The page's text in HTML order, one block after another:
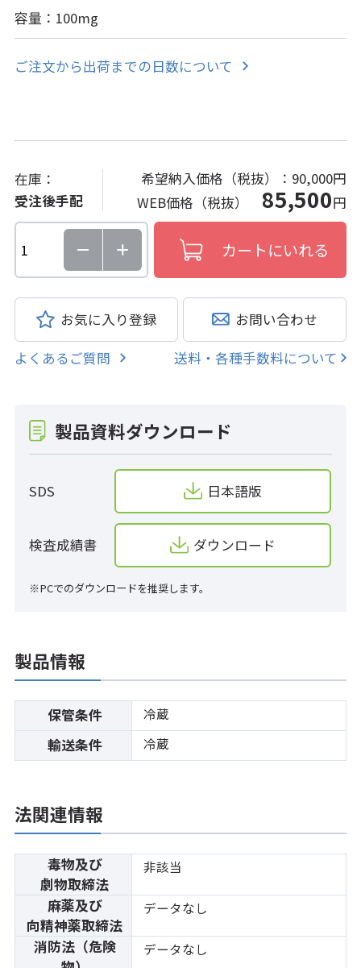
容量：100mg
ご注文から出荷までの日数について
在庫：
受注後手配
希望納入価格（税抜）： 90,000円
WEB価格（税抜） 85,500円
お気に入り登録 お問い合わせ
よくあるご質問 送料・各種手数料について
製品資料ダウンロード
SDS 日本語版
検査成績書 ダウンロード
※PCでのダウンロードを推奨します。
製品情報
保管条件 冷蔵
輸送条件 冷蔵
法関連情報
毒物及び
劇物取締法
非該当
麻薬及び
向精神薬取締法
データなし
消防法（危険
データなし